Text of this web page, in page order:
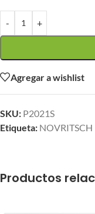
- +
Agregar a wishlist
SKU: P2021S
Etiqueta: NOVRITSCH
Productos